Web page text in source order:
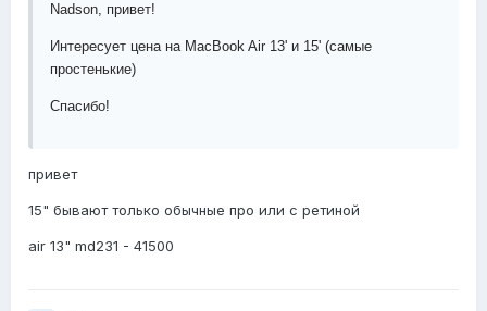
Nadson, привет!
Интересует цена на MacBook Air 13' и 15' (самые
простенькие)
Спасибо!
привет
15" бывают только обычные про или с ретиной
air 13" md231 - 41500